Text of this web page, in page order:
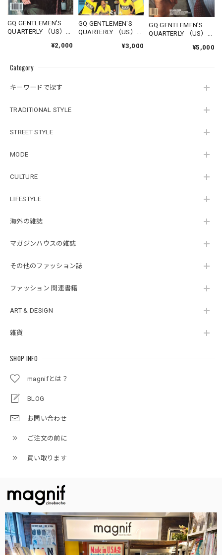
Category
キーワードで探す
TRADITIONAL STYLE
STREET STYLE
MODE
CULTURE
LIFESTYLE
海外の雑誌
マガジンハウスの雑誌
その他のファッション誌
ファッション 関連書籍
ART & DESIGN
雑貨
SHOP INFO
magnifとは？
BLOG
お問い合わせ
ご注文の前に
買い取ります
GQ GENTLEMEN'S
QUARTERLY （US）
¥2,000
GQ GENTLEMEN'S
QUARTERLY （US）
¥3,000
GQ GENTLEMEN'S
QUARTERLY （US）
¥5,000